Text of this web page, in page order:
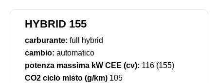
HYBRID 155
carburante: full hybrid
cambio: automatico
potenza massima kW CEE (cv): 116 (155)
CO2 ciclo misto (g/km) 105